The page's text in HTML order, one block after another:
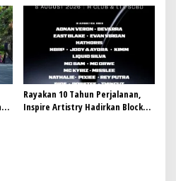
Jadi Mahasiswa Angkatan
Pertama Magister ITSI
Rayakan 10 Tahun Perjalanan,
Inspire Artistry Hadirkan Block